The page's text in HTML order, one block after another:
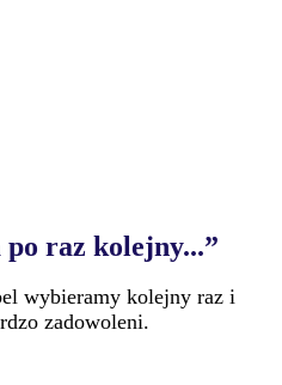
raz kolejny...”
wybieramy kolejny raz i
zadowoleni.